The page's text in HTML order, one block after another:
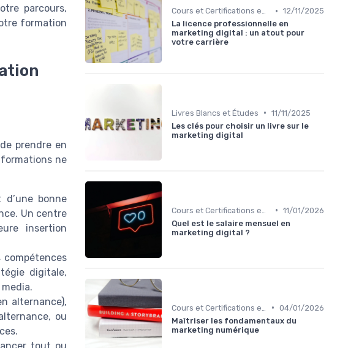
parcours,
formation
prendre en
ne
bonne
Un centre
insertion
compétences
digitale,
alternance),
ou
Cours et Certifications en Marketing Digital • 12/11/2025
La licence professionnelle en
marketing digital : un atout pour
votre carrière
Livres Blancs et Études • 11/11/2025
Les clés pour choisir un livre sur le
marketing digital
• 11/01/2026
Quel est le salaire mensuel en
marketing digital ?
• 04/01/2026
Maîtriser les fondamentaux du
marketing numérique